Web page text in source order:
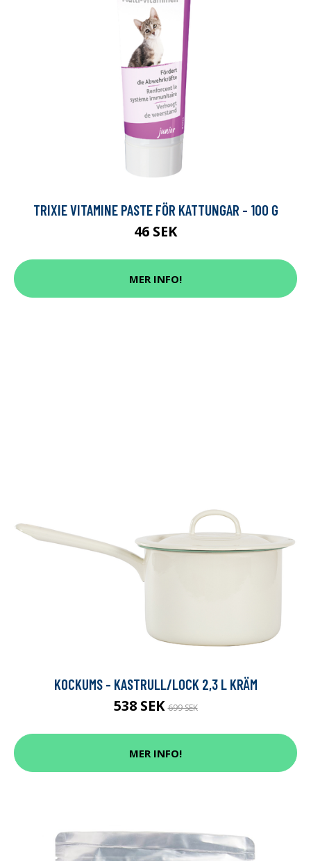
TRIXIE VITAMINE PASTE FÖR KATTUNGAR - 100 G
46 SEK
MER INFO!
KOCKUMS - KASTRULL/LOCK 2,3 L KRÄM
538 SEK699 SEK
MER INFO!